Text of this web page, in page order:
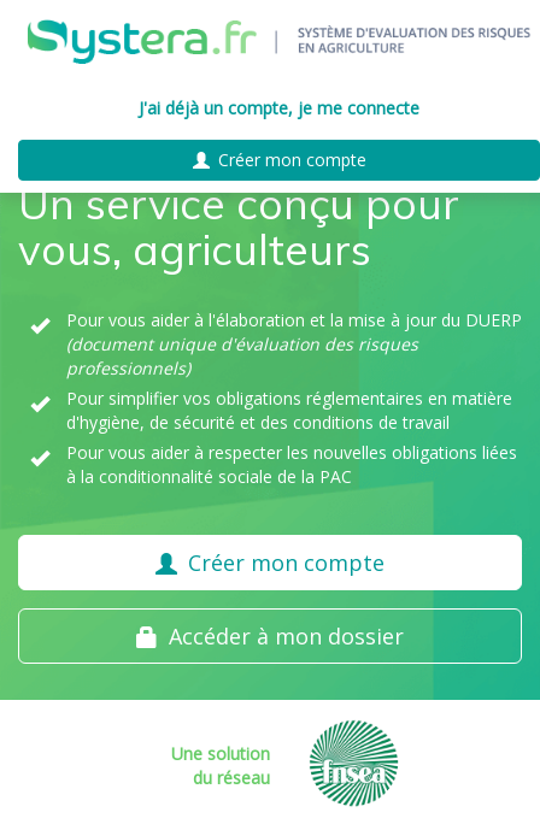
J'ai déjà un compte, je me connecte
Créer mon compte
Un service conçu pour
vous, agriculteurs
Pour vous aider à l'élaboration et la mise à jour du DUERP
(document unique d'évaluation des risques
professionnels)
Pour simplifier vos obligations réglementaires en matière
d'hygiène, de sécurité et des conditions de travail
Pour vous aider à respecter les nouvelles obligations liées
à la conditionnalité sociale de la PAC
Créer mon compte
Accéder à mon dossier
Une solution
du réseau